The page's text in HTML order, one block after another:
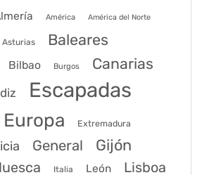
América América del Norte
Asturias Baleares
Bilbao Burgos Canarias
Escapadas
Europa Extremadura
General Gijón
Italia León Lisboa